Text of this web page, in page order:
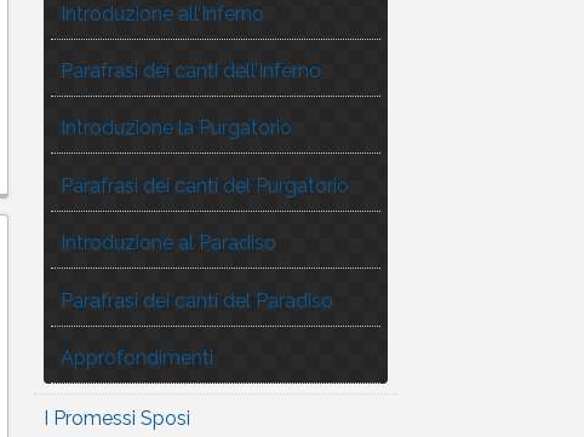
Introduzione all’Inferno
Parafrasi dei canti dell’Inferno
Introduzione la Purgatorio
Parafrasi dei canti del Purgatorio
Introduzione al Paradiso
Parafrasi dei canti del Paradiso
Approfondimenti
I Promessi Sposi